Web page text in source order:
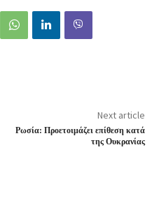
Next article
Ρωσία: Προετοιμάζει επίθεση κατά
της Ουκρανίας